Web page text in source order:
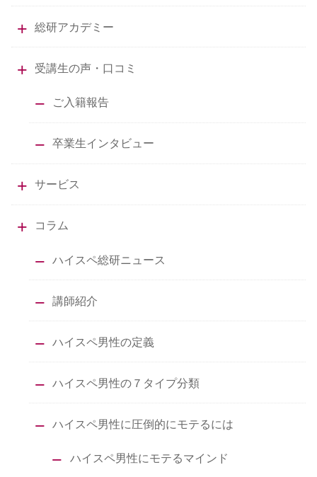
総研アカデミー
受講生の声・口コミ
ご入籍報告
卒業生インタビュー
サービス
コラム
ハイスペ総研ニュース
講師紹介
ハイスペ男性の定義
ハイスペ男性の７タイプ分類
ハイスペ男性に圧倒的にモテるには
ハイスペ男性にモテるマインド